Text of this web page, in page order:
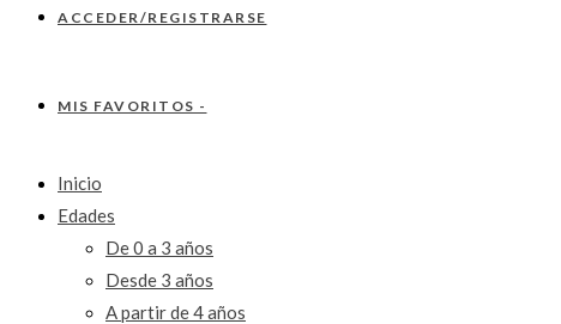
ACCEDER/REGISTRARSE
MIS FAVORITOS -
Inicio
Edades
De 0 a 3 años
Desde 3 años
A partir de 4 años